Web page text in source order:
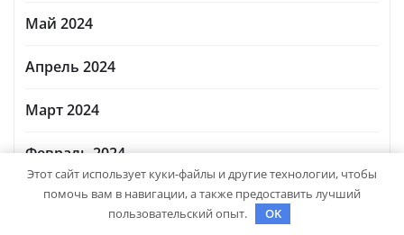
Май 2024
Апрель 2024
Март 2024
Февраль 2024
Январь 2024
Этот сайт использует куки-файлы и другие технологии, чтобы
помочь вам в навигации, а также предоставить лучший
пользовательский опыт.
OK